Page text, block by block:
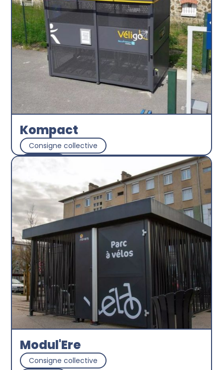
Kompact
Consigne collective
Découvrir
Modul'Ere
Consigne collective